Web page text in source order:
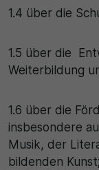
1.4 über die
1.5 über die
Weiterbildung
1.6 über die
insbesondere
Musik, der
bildenden Kunst;